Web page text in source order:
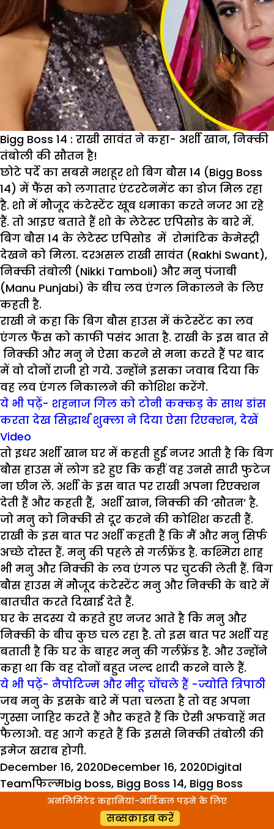
निक्की,
कहा
‘सिगरेट
से
जला
लूं
खुद
को’
Bigg Boss 14 : राखी सावंत ने कहा- अर्शी खान, निक्की
तंबोली की सौतन है!
छोटे पर्दे का सबसे मशहूर शो बिग बौस 14 (Bigg Boss
14) में फैंस को लगातार एंटरटेनमेंट का डोज मिल रहा
है. शो में मौजूद कंटेस्टेंट खूब धमाका करते नजर आ रहे
हैं. तो आइए बताते हैं शो के लेटेस्ट एपिसोड के बारे में.
बिग बौस 14 के लेटेस्ट एपिसोड में रोमांटिक केमेस्ट्री
देखने को मिला. दरअसल राखी सावंत (Rakhi Swant),
निक्की तंबोली (Nikki Tamboli) और मनु पंजाबी
(Manu Punjabi) के बीच लव एंगल निकालने के लिए
कहती है.
राखी ने कहा कि बिग बौस हाउस में कंटेस्टेंट का लव
एंगल फैंस को काफी पसंद आता है. राखी के इस बात से
निक्की और मनु ने ऐसा करने से मना करते हैं पर बाद
में वो दोनों राजी हो गये. उन्होंने इसका जवाब दिया कि
वह लव एंगल निकालने की कोशिश करेंगे.
ये भी पढ़ें- शहनाज गिल को टोनी कक्कड़ के साथ डांस
करता देख सिद्धार्थ शुक्ला ने दिया ऐसा रिएक्शन, देखें
Video
तो इधर अर्शी खान घर में कहती हुई नजर आती है कि बिग
बौस हाउस में लोग डरे हुए कि कहीं वह उनसे सारी फुटेज
ना छीन लें. अर्शी के इस बात पर राखी अपना रिएक्शन
देती हैं और कहती हैं, अर्शी खान, निक्की की ‘सौतन’ है.
जो मनु को निक्की से दूर करने की कोशिश करती हैं.
राखी के इस बात पर अर्शी कहती हैं कि मैं और मनु सिर्फ
अच्छे दोस्त हैं. मनु की पहले से गर्लफ्रेंड है. कश्मिरा शाह
भी मनु और निक्की के लव एंगल पर चुटकी लेती हैं. बिग
बौस हाउस में मौजूद कंटेस्टेंट मनु और निक्की के बारे में
बातचीत करते दिखाई देते हैं.
घर के सदस्य ये कहते हुए नजर आते है कि मनु और
निक्की के बीच कुछ चल रहा है. तो इस बात पर अर्शी यह
बताती है कि घर के बाहर मनु की गर्लफ्रेंड है. और उन्होंने
कहा था कि वह दोनों बहुत जल्द शादी करने वाले हैं.
ये भी पढ़ें- नैपोटिज्म और मीटू चोंचले हैं -ज्योति त्रिपाठी
जब मनु के इसके बारे में पता चलता है तो वह अपना
गुस्सा जाहिर करते हैं और कहते हैं कि ऐसी अफवाहें मत
फैलाओ. वह आगे कहते हैं कि इससे निक्की तंबोली की
इमेज खराब होगी.
Posted
on
December 16, 2020December 16, 2020Author
Digital
TeamCategories
फिल्मTags
big boss, Bigg Boss 14, Bigg Boss
Manu Punjabi,Nikki Tamboli,rakhi
Leave a commenton
अनलिमिटेड कहानियां-आर्टिकल पढ़ने के लिए
सब्सक्राइब करें